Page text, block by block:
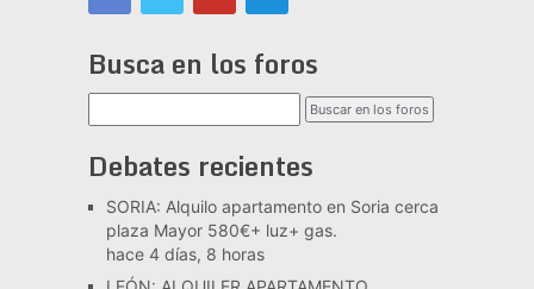
Busca en los foros
Debates recientes
SORIA: Alquilo apartamento en Soria cerca
plaza Mayor 580€+ luz+ gas.
hace 4 días, 8 horas